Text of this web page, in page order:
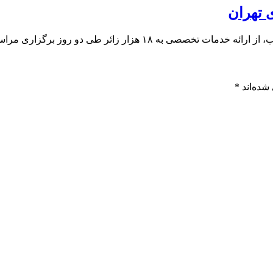
برگزاری مراسم وداع در مصلای تهران خبر داد.
*